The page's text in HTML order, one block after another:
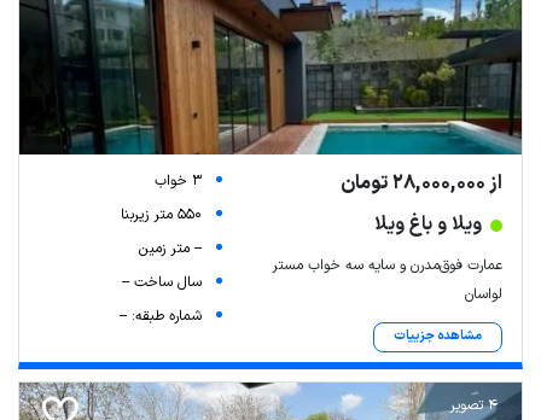
Leaflet| Map data ©ariamarz.com
از 28,000,000 تومان
ویلا و باغ ویلا
عمارت فوق‌مدرن و سایه سه خواب مستر
لواسان
مشاهده جزییات
3 خواب
550 متر زیربنا
-- متر زمین
سال ساخت --
شماره طبقه: --
4 تصویر